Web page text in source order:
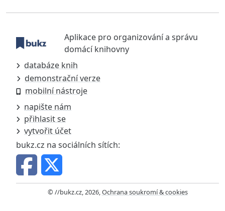
Aplikace pro organizování a správu
domácí knihovny
databáze knih
demonstrační verze
mobilní nástroje
napište nám
přihlasit se
vytvořit účet
bukz.cz na sociálních sítích:
© //bukz.cz, 2026,Ochrana soukromí & cookies